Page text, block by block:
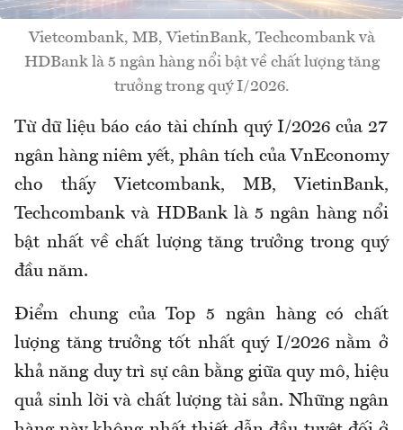
Vietcombank, MB, VietinBank, Techcombank và
HDBank là 5 ngân hàng nổi bật về chất lượng tăng
trưởng trong quý I/2026.
Từ dữ liệu báo cáo tài chính quý I/2026 của 27
ngân hàng niêm yết, phân tích của VnEconomy
cho thấy Vietcombank, MB, VietinBank,
Techcombank và HDBank là 5 ngân hàng nổi
bật nhất về chất lượng tăng trưởng trong quý
đầu năm.
Điểm chung của Top 5 ngân hàng có chất
lượng tăng trưởng tốt nhất quý I/2026 nằm ở
khả năng duy trì sự cân bằng giữa quy mô, hiệu
quả sinh lời và chất lượng tài sản.Nhữngngân